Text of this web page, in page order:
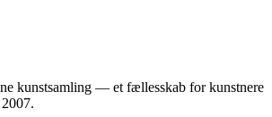
kunstsamling — et fællesskab for kunstnere